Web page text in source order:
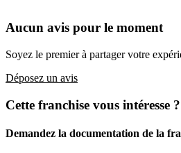
Aucun avis pour le moment
Soyez le premier à partager votre
Déposez un avis
Cette franchise vous intéresse ?
Demandez la documentation de la